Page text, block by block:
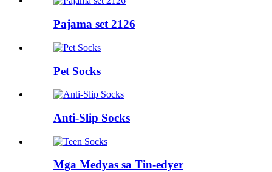
Pajama set 2126
Pet Socks
Anti-Slip Socks
Mga Medyas sa Tin-edyer